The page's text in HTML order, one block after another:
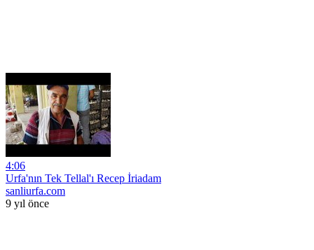
4:06
Urfa'nın Tek Tellal'ı Recep İriadam
sanliurfa.com
9 yıl önce